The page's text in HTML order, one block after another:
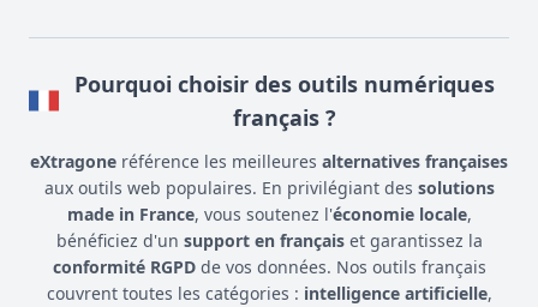
Pourquoi choisir des outils numériques
français ?
eXtragone référence les meilleures alternatives françaises
aux outils web populaires. En privilégiant des solutions
made in France, vous soutenez l'économie locale,
bénéficiez d'un support en françaiset garantissez la
conformité RGPDde vos données. Nos outils français
couvrent toutes les catégories : intelligence artificielle,